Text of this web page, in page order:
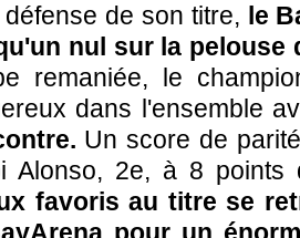
de son titre, le
nul sur la pelouse
remaniée, le
dans l'ensemble
Un score de
Alonso, 2e, à 8 points
favoris au titre se